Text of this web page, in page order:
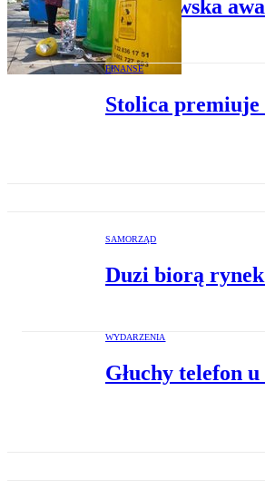
Warszawska
FINANSE
Stolica premiuje
SAMORZĄD
Duzi biorą
WYDARZENIA
Głuchy telefon